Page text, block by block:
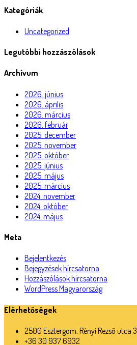
Kategóriák
Uncategorized
Legutóbbi hozzászólások
Archívum
2026. június
2026. április
2026. március
2026. február
2025. december
2025. november
2025. október
2025. június
2025. május
2025. március
2024. november
2024. október
2024. május
Meta
Bejelentkezés
Bejegyzések hírcsatorna
Hozzászólások hírcsatorna
WordPress Magyarország
Elérhetőségek
2500 Esztergom, Rényi Rezső utca 3
+36 30 937 6932